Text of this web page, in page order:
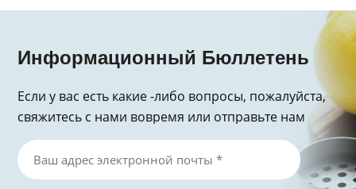
Информационный Бюллетень
Если у вас есть какие -либо вопросы, пожалуйста,
свяжитесь с нами вовремя или отправьте нам
электронное письмо, спасибо за запрос!